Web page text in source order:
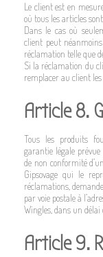
Le client est en
où tous les articles
Dans le cas où
client peut
réclamation telle que
Si la réclamation du
remplacer au client
Article 8.
Tous les produits
garantie légale
de non conformité
Gipsovage qui le
réclamations,
par voie postale à
Wingles, dans un
Article 9.